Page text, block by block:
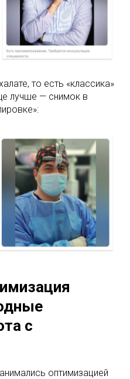
то есть «классика»
лучше — снимок в
с
оптимизацией